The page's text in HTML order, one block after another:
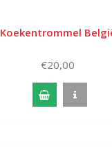
Koekentrommel
€20,00